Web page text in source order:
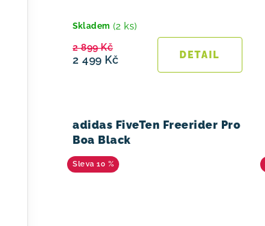
Skladem (2 ks)
2 499 Kč
2 899 Kč
adidas FiveTen Freerider Pro
Boa Black
10 %